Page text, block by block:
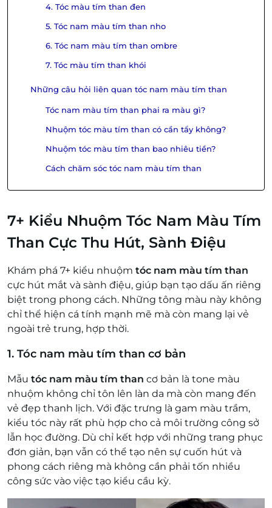
4. Tóc màu tím than đen
5. Tóc nam màu tím than nho
6. Tóc nam màu tím than ombre
7. Tóc màu tím than khói
Những câu hỏi liên quan tóc nam màu tím than
Tóc nam màu tím than phai ra màu gì?
Nhuộm tóc màu tím than có cần tẩy không?
Nhuộm tóc màu tím than bao nhiêu tiền?
Cách chăm sóc tóc nam màu tím than
7+ Kiểu Nhuộm Tóc Nam Màu Tím
Than Cực Thu Hút, Sành Điệu
Khám phá 7+ kiểu nhuộm tóc nam màu tím than
cực hút mắt và sành điệu, giúp bạn tạo dấu ấn riêng
biệt trong phong cách. Những tông màu này không
chỉ thể hiện cá tính mạnh mẽ mà còn mang lại vẻ
ngoài trẻ trung, hợp thời.
1. Tóc nam màu tím than cơ bản
Mẫu tóc nam màu tím than cơ bản là tone màu
nhuộm không chỉ tôn lên làn da mà còn mang đến
vẻ đẹp thanh lịch. Với đặc trưng là gam màu trầm,
kiểu tóc này rất phù hợp cho cả môi trường công sở
lẫn học đường. Dù chỉ kết hợp với những trang phục
đơn giản, bạn vẫn có thể tạo nên sự cuốn hút và
phong cách riêng mà không cần phải tốn nhiều
công sức vào việc tạo kiểu cầu kỳ.